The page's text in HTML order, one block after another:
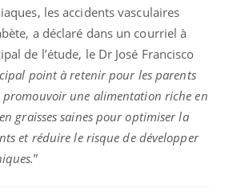
les accidents vasculaires
a déclaré dans un courriel à
de l’étude, le Dr José Francisco
point à retenir pour les parents
promouvoir une alimentation riche en
graisses saines pour optimiser la
et réduire le risque de développer
”